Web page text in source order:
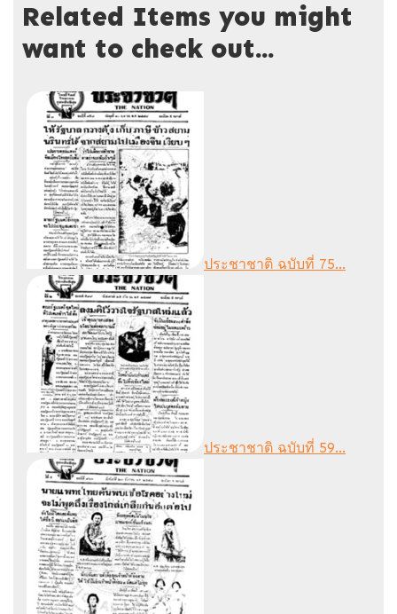
Related Items you might
want to check out...
ประชาชาติ ฉบับที่ 75...
ประชาชาติ ฉบับที่ 59...